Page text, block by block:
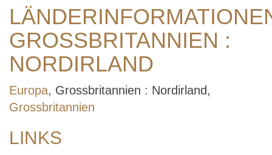
GROSSBRITANNIEN :
NORDIRLAND
Europa, Grossbritannien : Nordirland,
Grossbritannien
LINKS